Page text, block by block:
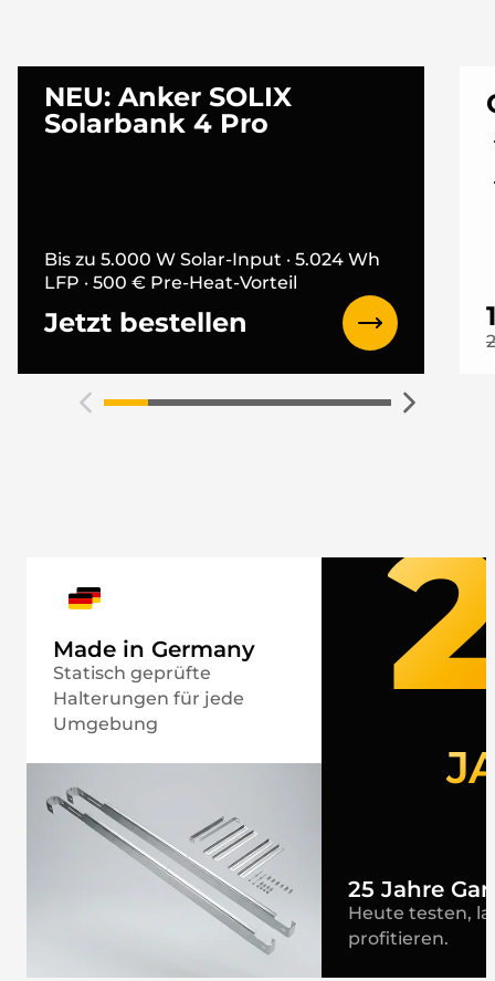
NEU: Anker SOLIX
Solarbank 4 Pro
Bis zu 5.000 W Solar-Input · 5.024 Wh
LFP · 500 € Pre-Heat-Vorteil
Jetzt bestellen
Made in Germany
Statisch geprüfte
Halterungen für jede
Umgebung
25 Jahre
Heute testen,
profitieren.